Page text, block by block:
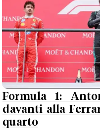
Formula 1:
davanti alla
quarto